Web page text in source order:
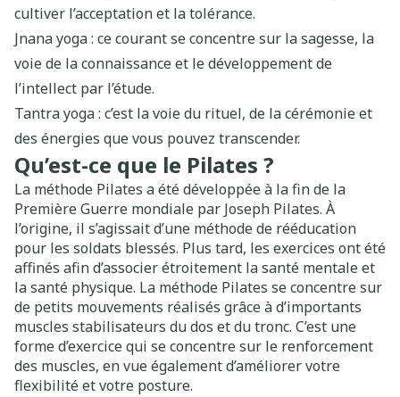
cultiver l’acceptation et la tolérance.
Jnana yoga : ce courant se concentre sur la sagesse, la
voie de la connaissance et le développement de
l’intellect par l’étude.
Tantra yoga : c’est la voie du rituel, de la cérémonie et
des énergies que vous pouvez transcender.
Qu’est-ce que le Pilates ?
La méthode Pilates a été développée à la fin de la
Première Guerre mondiale par Joseph Pilates. À
l’origine, il s’agissait d’une méthode de rééducation
pour les soldats blessés. Plus tard, les exercices ont été
affinés afin d’associer étroitement la santé mentale et
la santé physique. La méthode Pilates se concentre sur
de petits mouvements réalisés grâce à d’importants
muscles stabilisateurs du dos et du tronc. C’est une
forme d’exercice qui se concentre sur le renforcement
des muscles, en vue également d’améliorer votre
flexibilité et votre posture.